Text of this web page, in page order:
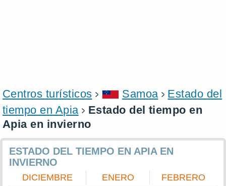
Centros turísticos Samoa
Estado del
tiempo en Apia
Estado del tiempo en
Apia en invierno
ESTADO DEL TIEMPO EN APIA EN
INVIERNO
DICIEMBRE ENERO FEBRERO